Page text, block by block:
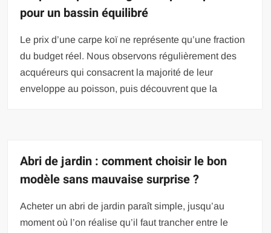
pour un bassin équilibré
Le prix d’une carpe koï ne représente qu’une fraction
du budget réel. Nous observons régulièrement des
acquéreurs qui consacrent la majorité de leur
enveloppe au poisson, puis découvrent que la
Abri de jardin : comment choisir le bon
modèle sans mauvaise surprise ?
Acheter un abri de jardin paraît simple, jusqu’au
moment où l’on réalise qu’il faut trancher entre le